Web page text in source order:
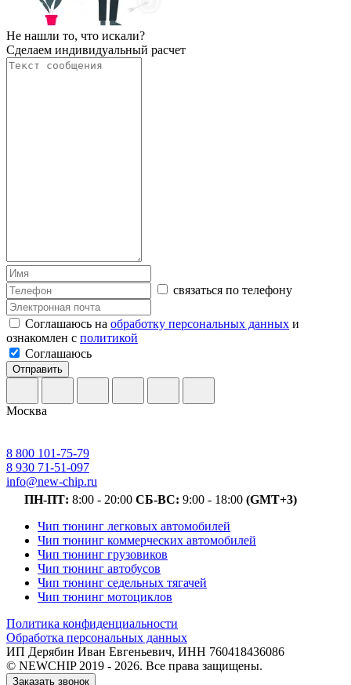
Не нашли то, что искали?
Сделаем индивидуальный расчет
связаться по телефону
Соглашаюсь на обработку персональных данных и
ознакомлен с политикой
Соглашаюсь
Отправить
Москва
8 800 101-75-79
8 930 71-51-097
info@new-chip.ru
ПН-ПТ: 8:00 - 20:00 СБ-ВС: 9:00 - 18:00 (GMT+3)
Чип тюнинг легковых автомобилей
Чип тюнинг коммерческих автомобилей
Чип тюнинг грузовиков
Чип тюнинг автобусов
Чип тюнинг седельных тягачей
Чип тюнинг мотоциклов
Политика конфиденциальности
Обработка персональных данных
ИП Дерябин Иван Евгеньевич, ИНН 760418436086
© NEWCHIP 2019 - 2026. Все права защищены.
Заказать звонок